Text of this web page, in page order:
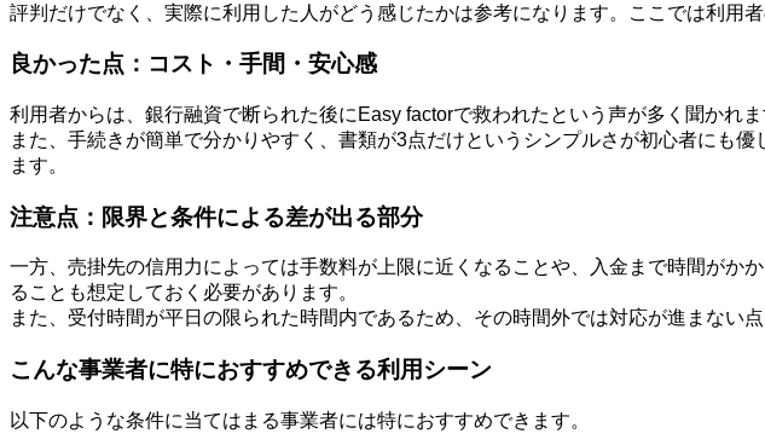
評判だけでなく、実際に利用した人がどう感じたかは参考になります。ここでは利用
良かった点：コスト・手間・安心感
利用者からは、銀行融資で断られた後にEasy factorで救われたという声が多く聞かれ
また、手続きが簡単で分かりやすく、書類が3点だけというシンプルさが初心者にも
ます。
注意点：限界と条件による差が出る部分
一方、売掛先の信用力によっては手数料が上限に近くなることや、入金まで時間が
ることも想定しておく必要があります。
また、受付時間が平日の限られた時間内であるため、その時間外では対応が進まない点
こんな事業者に特におすすめできる利用シーン
以下のような条件に当てはまる事業者には特におすすめできます。